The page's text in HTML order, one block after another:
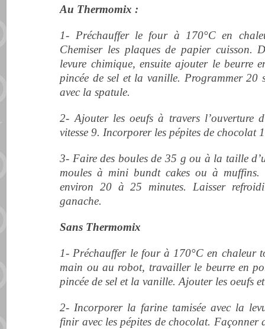
Au Thermomix :
1- Préchauffer le four à 170°C en
Chemiser les plaques de papier cuisson.
levure chimique, ensuite ajouter le beurre
pincée de sel et la vanille. Programmer 20
avec la spatule.
2- Ajouter les oeufs à travers l’ouverture
vitesse 9. Incorporer les pépites de chocolat
3- Faire des boules de 35 g ou à la taille
moules à mini bundt cakes ou à muffins.
environ 20 à 25 minutes. Laisser
ganache.
Sans Thermomix
1- Préchauffer le four à 170°C en chaleur
main ou au robot, travailler le beurre en
pincée de sel et la vanille. Ajouter les oeufs
2- Incorporer la farine tamisée avec la
finir avec les pépites de chocolat. Façonner